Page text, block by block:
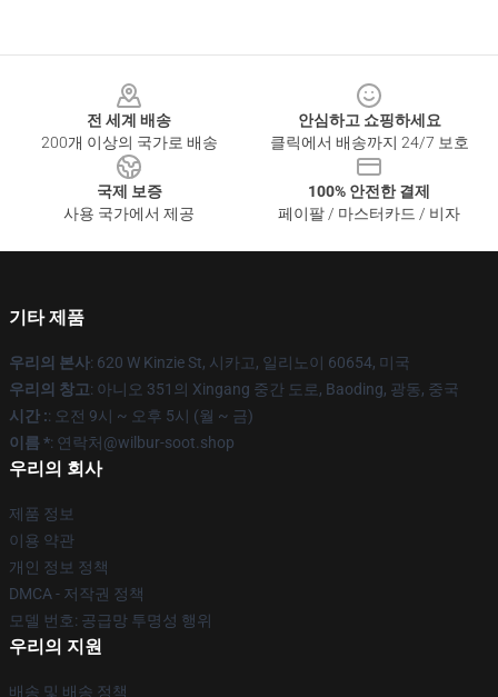
전 세계 배송
200개 이상의 국가로 배송
안심하고 쇼핑하세요
클릭에서 배송까지 24/7 보호
국제 보증
사용 국가에서 제공
100% 안전한 결제
페이팔 / 마스터카드 / 비자
기타 제품
우리의 본사: 620 W Kinzie St, 시카고, 일리노이 60654, 미국
우리의 창고: 아니오 351의 Xingang 중간 도로, Baoding, 광동, 중국
시간 :: 오전 9시 ~ 오후 5시 (월 ~ 금)
이름 *: 연락처@wilbur-soot.shop
우리의 회사
제품 정보
이용 약관
개인 정보 정책
DMCA - 저작권 정책
모델 번호: 공급망 투명성 행위
우리의 지원
배송 및 배송 정책